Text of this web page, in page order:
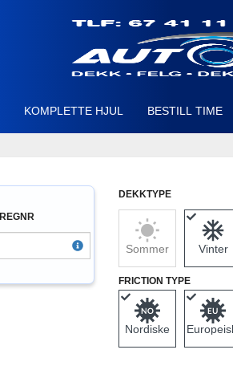
KOMPLETTE HJUL BESTILL TIME
DEKKTYPE
Sommer Vinter
FRICTION TYPE
Nordiske